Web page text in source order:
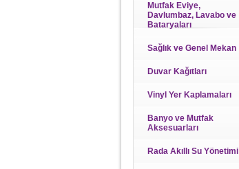
Mutfak Eviye,
Davlumbaz, Lavabo ve
Bataryaları
Sağlık ve Genel Mekan
Duvar Kağıtları
Vinyl Yer Kaplamaları
Banyo ve Mutfak
Aksesuarları
Rada Akıllı Su Yönetimi